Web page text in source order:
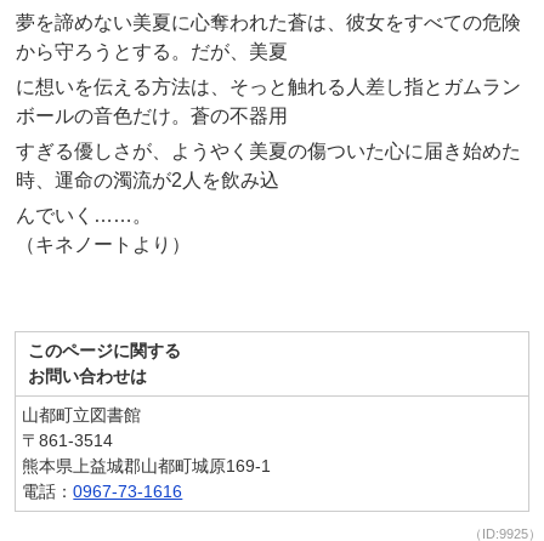
夢を諦めない美夏に心奪われた蒼は、彼女をすべての危険
から守ろうとする。だが、美夏
に想いを伝える方法は、そっと触れる人差し指とガムラン
ボールの音色だけ。蒼の不器用
すぎる優しさが、ようやく美夏の傷ついた心に届き始めた
時、運命の濁流が2人を飲み込
んでいく……。
（キネノートより）
このページに関する
お問い合わせは
山都町立図書館
〒861-3514
熊本県上益城郡山都町城原169-1
電話：0967-73-1616
（ID:9925）